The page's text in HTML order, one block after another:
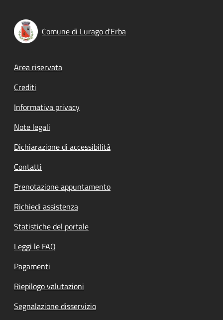
Comune di Lurago d'Erba
Footer menu
Area riservata
Crediti
Informativa privacy
Note legali
Dichiarazione di accessibilità
Contatti
Prenotazione appuntamento
Richiedi assistenza
Statistiche del portale
Leggi le FAQ
Pagamenti
Riepilogo valutazioni
Segnalazione disservizio